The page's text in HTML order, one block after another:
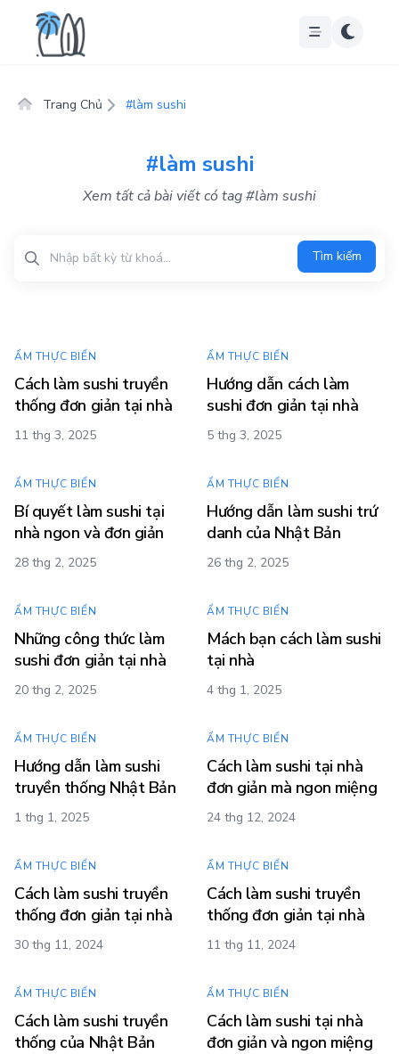
Trang Chủ #làm sushi
#làm sushi
Xem tất cả bài viết có tag #làm sushi
Tìm kiếm
ẨM THỰC BIỂN
Cách làm sushi truyền
thống đơn giản tại nhà
11 thg 3, 2025
ẨM THỰC BIỂN
Hướng dẫn cách làm
sushi đơn giản tại nhà
5 thg 3, 2025
ẨM THỰC BIỂN
Bí quyết làm sushi tại
nhà ngon và đơn giản
28 thg 2, 2025
ẨM THỰC BIỂN
Hướng dẫn làm sushi trứ
danh của Nhật Bản
26 thg 2, 2025
ẨM THỰC BIỂN
Những công thức làm
sushi đơn giản tại nhà
20 thg 2, 2025
ẨM THỰC BIỂN
Mách bạn cách làm sushi
tại nhà
4 thg 1, 2025
ẨM THỰC BIỂN
Hướng dẫn làm sushi
truyền thống Nhật Bản
1 thg 1, 2025
ẨM THỰC BIỂN
Cách làm sushi tại nhà
đơn giản mà ngon miệng
24 thg 12, 2024
ẨM THỰC BIỂN
Cách làm sushi truyền
thống đơn giản tại nhà
30 thg 11, 2024
ẨM THỰC BIỂN
Cách làm sushi truyền
thống đơn giản tại nhà
11 thg 11, 2024
ẨM THỰC BIỂN
Cách làm sushi truyền
thống của Nhật Bản
ẨM THỰC BIỂN
Cách làm sushi tại nhà
đơn giản và ngon miệng